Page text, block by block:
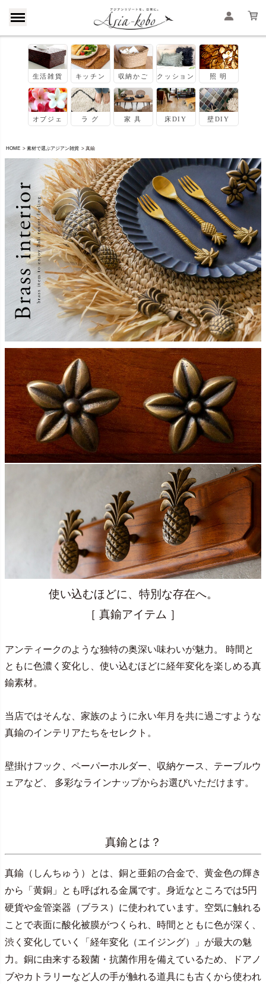
HOME 素材で選ぶアジアン雑貨 真鍮
使い込むほどに、特別な存在へ。
［ 真鍮アイテム ］
アンティークのような独特の奥深い味わいが魅力。 時間と
ともに色濃く変化し、使い込むほどに経年変化を楽しめる真
鍮素材。
当店ではそんな、家族のように永い年月を共に過ごすような
真鍮のインテリアたちをセレクト。
壁掛けフック、ペーパーホルダー、収納ケース、テーブルウ
ェアなど、 多彩なラインナップからお選びいただけます。
真鍮とは？
真鍮（しんちゅう）とは、銅と亜鉛の合金で、黄金色の輝き
から「黄銅」とも呼ばれる金属です。身近なところでは5円
硬貨や金管楽器（ブラス）に使われています。空気に触れる
ことで表面に酸化被膜がつくられ、時間とともに色が深く、
渋く変化していく「経年変化（エイジング）」が最大の魅
力。銅に由来する殺菌・抗菌作用を備えているため、ドアノ
ブやカトラリーなど人の手が触れる道具にも古くから使われ